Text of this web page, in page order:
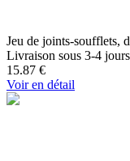
Jeu de joints-soufflets,
Livraison sous 3-4 jours
15.87 €
Voir en détail